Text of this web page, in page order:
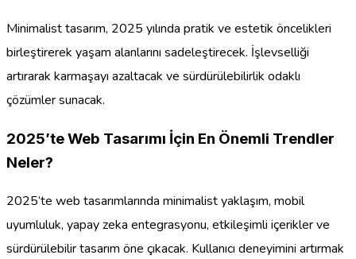
Minimalist tasarım, 2025 yılında pratik ve estetik öncelikleri
birleştirerek yaşam alanlarını sadeleştirecek. İşlevselliği
artırarak karmaşayı azaltacak ve sürdürülebilirlik odaklı
çözümler sunacak.
2025’te Web Tasarımı İçin En Önemli Trendler
Neler?
2025’te web tasarımlarında minimalist yaklaşım, mobil
uyumluluk, yapay zeka entegrasyonu, etkileşimli içerikler ve
sürdürülebilir tasarım öne çıkacak. Kullanıcı deneyimini artırmak